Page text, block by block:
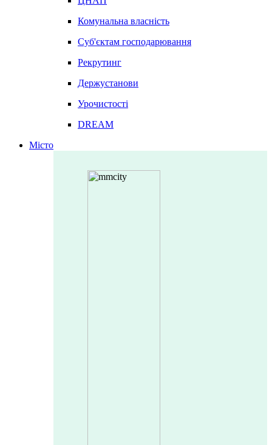
Комунальна власність
Суб'єктам господарювання
Рекрутинг
Держустанови
Урочистості
DREAM
Місто